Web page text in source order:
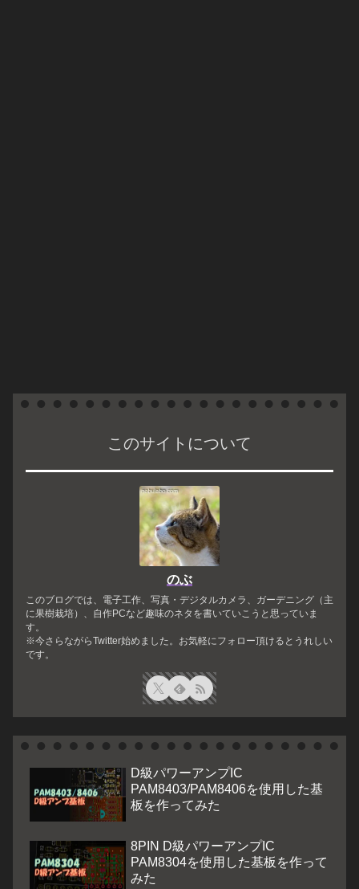
このサイトについて
のぶ
このブログでは、電子工作、写真・デジタルカメラ、ガーデニング（主
に果樹栽培）、自作PCなど趣味のネタを書いていこうと思っていま
す。
※今さらながらTwitter始めました。お気軽にフォロー頂けるとうれしい
です。
D級パワーアンプIC
PAM8403/PAM8406を使用した基
板を作ってみた
8PIN D級パワーアンプIC
PAM8304を使用した基板を作って
みた